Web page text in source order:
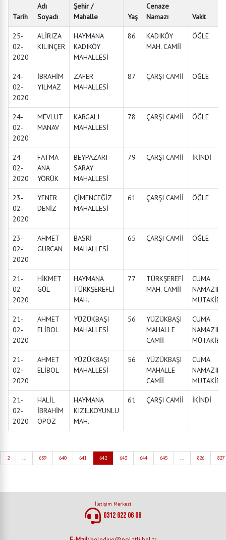
Tarih
Adı
Soyadı
Şehir /
Mahalle
Yaş
Cenaze
Namazı
Vakit
25-
02-
2020
ALİRIZA
KILINÇER
HAYMANA
KADIKÖY
MAHALLESİ
86
KADIKÖY
MAH. CAMİİ
ÖĞLE
24-
02-
2020
İBRAHİM
YILMAZ
ZAFER
MAHALLESİ
87 ÇARŞI CAMİİ ÖĞLE
24-
02-
2020
MEVLÜT
MANAV
KARGALI
MAHALLESİ
78 ÇARŞI CAMİİ ÖĞLE
24-
02-
2020
FATMA
ANA
YÖRÜK
BEYPAZARI
SARAY
MAHALLESİ
79 ÇARŞI CAMİİ İKİNDİ
23-
02-
2020
YENER
DENİZ
ÇİMENCEĞİZ
MAHALLESİ
61 ÇARŞI CAMİİ ÖĞLE
23-
02-
2020
AHMET
GÜRCAN
BASRİ
MAHALLESİ
65 ÇARŞI CAMİİ ÖĞLE
21-
02-
2020
HİKMET
GÜL
HAYMANA
TÜRKŞEREFLİ
MAH.
77
TÜRKŞEREFİ
MAH. CAMİİ
CUMA
NAMAZINA
21-
02-
2020
AHMET
ELİBOL
YÜZÜKBAŞI
MAHALLESİ
56
YÜZÜKBAŞI
MAHALLE
CAMİİ
CUMA
NAMAZINA
21-
02-
2020
AHMET
ELİBOL
YÜZÜKBAŞI
MAHALLESİ
56
YÜZÜKBAŞI
MAHALLE
CAMİİ
CUMA
NAMAZINA
21-
02-
2020
HALİL
İBRAHİM
ÖPÖZ
HAYMANA
KIZILKOYUNLU
MAH.
61 ÇARŞI CAMİİ İKİNDİ
2 ... 639 640 641 642 643 644 645 ... 826 827
İletişim Merkezi
0312 622 06 06